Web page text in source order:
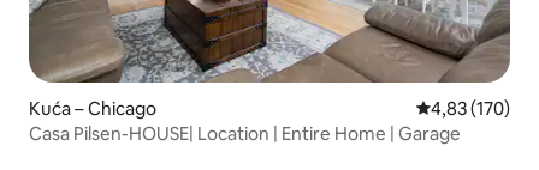
Kuća – Chicago Prosječna
4,83 (170)
Casa Pilsen-HOUSE| Location | Entire Home | Garage